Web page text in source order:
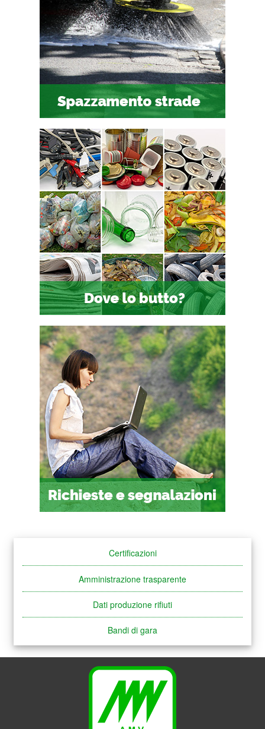
Certificazioni
Amministrazione trasparente
Dati produzione rifiuti
Bandi di gara